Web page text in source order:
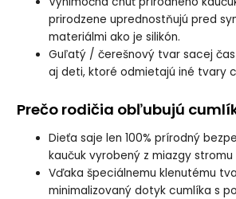
prirodzene uprednostňujú pred
materiálmi ako je silikón.
Guľatý / čerešnový tvar sacej
aj deti, ktoré odmietajú iné tvary
Prečo rodičia obľubujú
Dieťa saje len 100% prírodný
kaučuk vyrobený z miazgy stromu
Vďaka špeciálnemu klenutému
minimalizovaný dotyk cumlíka s